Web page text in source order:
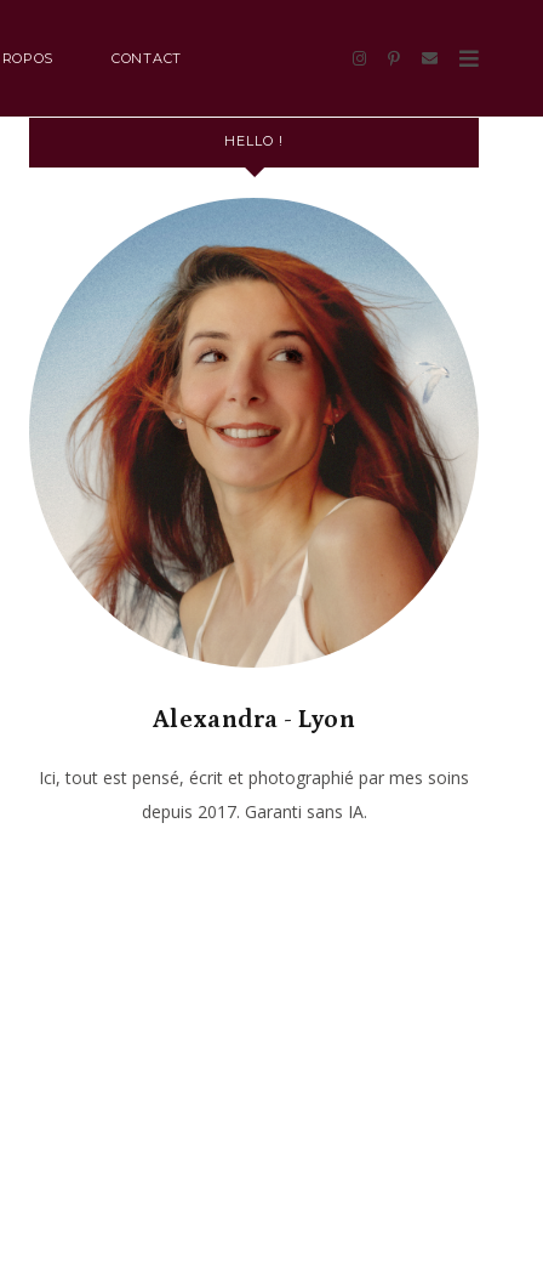
CONTACT
HELLO !
Alexandra - Lyon
Ici, tout est pensé, écrit et photographié par mes soins
depuis 2017. Garanti sans IA.